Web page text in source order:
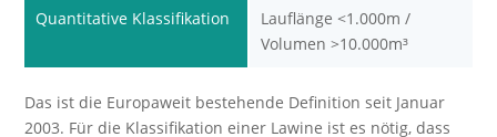
Quantitative Klassifikation
Lauflänge <1.000m /
Volumen >10.000m³
Das ist die Europaweit bestehende Definition seit Januar
2003. Für die Klassifikation einer Lawine ist es nötig, dass